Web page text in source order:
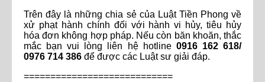
Trên đây là những chia sẻ của Luật Tiền Phong về
xử phạt hành chính đối với hành vi hủy, tiêu hủy
hóa đơn không hợp pháp. Nếu còn băn khoăn, thắc
mắc bạn vui lòng liên hệ hotline 0916 162 618/
0976 714 386 để được các Luật sư giải đáp.
============================